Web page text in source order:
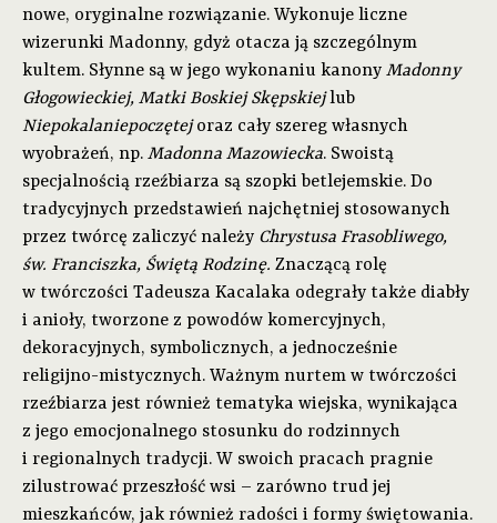
nowe, oryginalne rozwiązanie. Wykonuje liczne
wizerunki Madonny, gdyż otacza ją szczególnym
kultem. Słynne są w jego wykonaniu kanony Madonny
Głogowieckiej, Matki Boskiej Skępskiejlub
Niepokalaniepoczętejoraz cały szereg własnych
wyobrażeń, np. Madonna Mazowiecka. Swoistą
specjalnością rzeźbiarza są szopki betlejemskie. Do
tradycyjnych przedstawień najchętniej stosowanych
przez twórcę zaliczyć należy Chrystusa Frasobliwego,
św. Franciszka, Świętą Rodzinę. Znaczącą rolę
w twórczości Tadeusza Kacalaka odegrały także diabły
i anioły, tworzone z powodów komercyjnych,
dekoracyjnych, symbolicznych, a jednocześnie
religijno-mistycznych. Ważnym nurtem w twórczości
rzeźbiarza jest również tematyka wiejska, wynikająca
z jego emocjonalnego stosunku do rodzinnych
i regionalnych tradycji. W swoich pracach pragnie
zilustrować przeszłość wsi – zarówno trud jej
mieszkańców, jak również radości i formy świętowania.